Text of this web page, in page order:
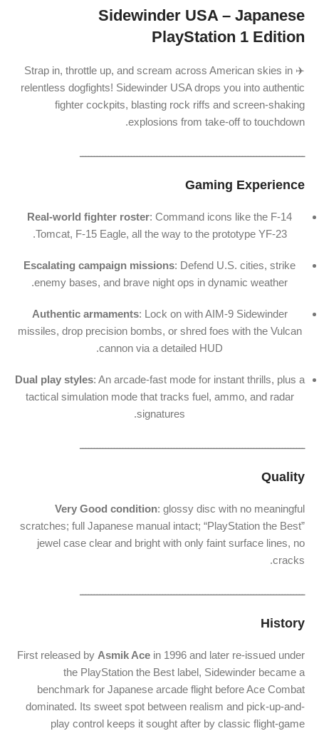
Sidewinder USA – Japanese
PlayStation 1 Edition
✈️ Strap in, throttle up, and scream across American skies in
relentless dogfights! Sidewinder USA drops you into authentic
fighter cockpits, blasting rock riffs and screen-shaking
explosions from take-off to touchdown.
ـــــــــــــــــــــــــــــــــــــــــــــــــــــــــــــــــــــــــــــــ
Gaming Experience
Real-world fighter roster: Command icons like the F-14
Tomcat, F-15 Eagle, all the way to the prototype YF-23.
Escalating campaign missions: Defend U.S. cities, strike
enemy bases, and brave night ops in dynamic weather.
Authentic armaments: Lock on with AIM-9 Sidewinder
missiles, drop precision bombs, or shred foes with the Vulcan
cannon via a detailed HUD.
Dual play styles: An arcade-fast mode for instant thrills, plus a
tactical simulation mode that tracks fuel, ammo, and radar
signatures.
ـــــــــــــــــــــــــــــــــــــــــــــــــــــــــــــــــــــــــــــــ
Quality
Very Good condition: glossy disc with no meaningful
scratches; full Japanese manual intact; “PlayStation the Best”
jewel case clear and bright with only faint surface lines, no
cracks.
ـــــــــــــــــــــــــــــــــــــــــــــــــــــــــــــــــــــــــــــــ
History
First released by Asmik Ace in 1996 and later re-issued under
the PlayStation the Best label, Sidewinder became a
benchmark for Japanese arcade flight before Ace Combat
dominated. Its sweet spot between realism and pick-up-and-
play control keeps it sought after by classic flight-game